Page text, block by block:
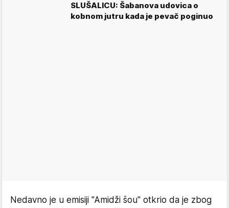
SLUŠALICU: Šabanova udovica o
kobnom jutru kada je pevač poginuo
Nedavno je u emisiji "Amidži šou" otkrio da je zbog